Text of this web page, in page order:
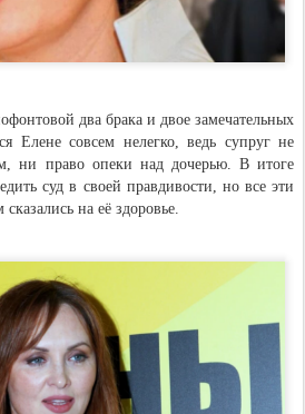
два брака и двое замечательных
Елене совсем нелегко, ведь супруг не
ни право опеки над дочерью. В итоге
суд в своей правдивости, но все эти
на её здоровье.